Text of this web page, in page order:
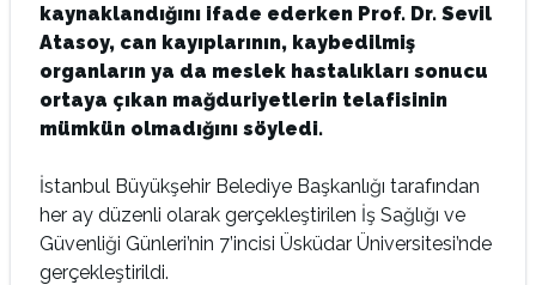
kaynaklandığını ifade ederken Prof. Dr. Sevil
Atasoy, can kayıplarının, kaybedilmiş
organların ya da meslek hastalıkları sonucu
ortaya çıkan mağduriyetlerin telafisinin
mümkün olmadığını söyledi.
İstanbul Büyükşehir Belediye Başkanlığı tarafından
her ay düzenli olarak gerçekleştirilen İş Sağlığı ve
Güvenliği Günleri’nin 7’incisi Üsküdar Üniversitesi’nde
gerçekleştirildi.